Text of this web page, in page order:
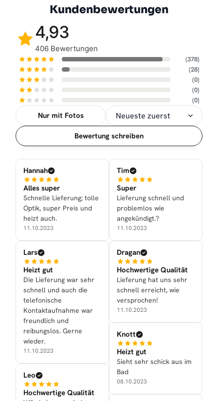
Kundenbewertungen
4,93
406 Bewertungen
(378)
(28)
(0)
(0)
(0)
Nur mit Fotos
Sortierung
Bewertung schreiben
Hannah
Alles super
Schnelle Lieferung; tolle
Optik, super Preis und
heizt auch.
11.10.2023
Lars
Heizt gut
Die Lieferung war sehr
schnell und auch die
telefonische
Kontaktaufnahme war
freundlich und
reibungslos. Gerne
wieder.
11.10.2023
Leo
Hochwertige Qualität
Tim
Super
Lieferung schnell und
problemlos wie
angekündigt.?
11.10.2023
Dragan
Hochwertige Qualität
Lieferung hat uns sehr
schnell erreicht, wie
versprochen!
11.10.2023
Knott
Heizt gut
Sieht sehr schick aus im
Bad
08.10.2023